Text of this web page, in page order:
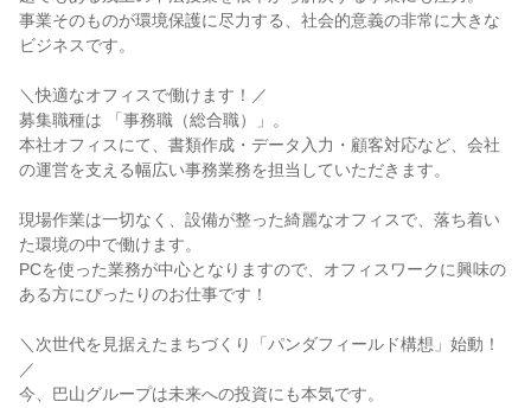
事業そのものが環境保護に尽力する、社会的意義の非常に大きな
ビジネスです。
＼快適なオフィスで働けます！／
募集職種は 「事務職（総合職）」。
本社オフィスにて、書類作成・データ入力・顧客対応など、会社
の運営を支える幅広い事務業務を担当していただきます。
現場作業は一切なく、設備が整った綺麗なオフィスで、落ち着い
た環境の中で働けます。
PCを使った業務が中心となりますので、オフィスワークに興味の
ある方にぴったりのお仕事です！
＼次世代を見据えたまちづくり「パンダフィールド構想」始動！
／
今、巴山グループは未来への投資にも本気です。